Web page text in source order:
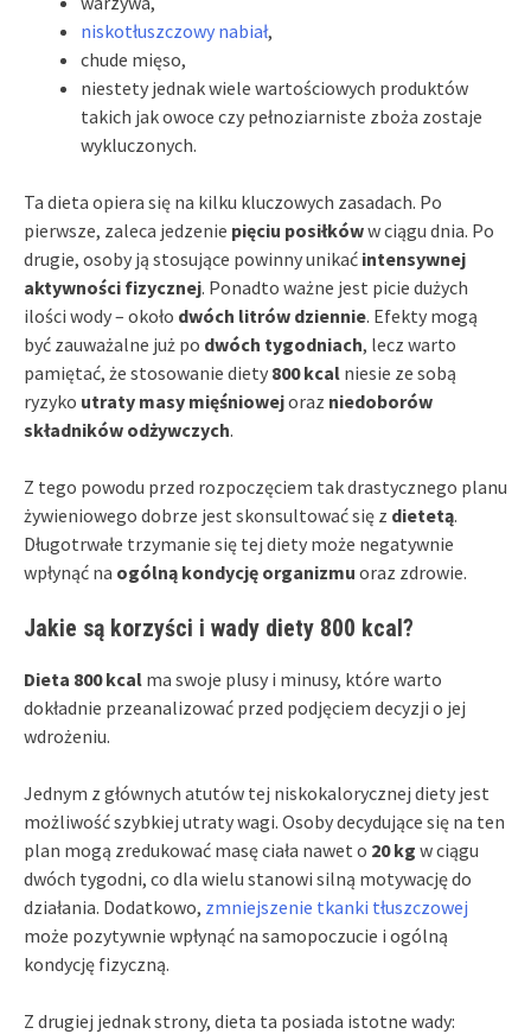
niskotłuszczowy nabiał,
chude mięso,
niestety jednak wiele wartościowych produktów
takich jak owoce czy pełnoziarniste zboża zostaje
wykluczonych.
Ta dieta opiera się na kilku kluczowych zasadach. Po
pierwsze, zaleca jedzenie pięciu posiłkóww ciągu dnia. Po
drugie, osoby ją stosujące powinny unikać intensywnej
aktywności fizycznej. Ponadto ważne jest picie dużych
ilości wody – około dwóch litrów dziennie. Efekty mogą
być zauważalne już po dwóch tygodniach, lecz warto
pamiętać, że stosowanie diety 800 kcal niesie ze sobą
ryzyko utraty masy mięśniowejoraz niedoborów
składników odżywczych.
Z tego powodu przed rozpoczęciem tak drastycznego planu
żywieniowego dobrze jest skonsultować się z dietetą.
Długotrwałe trzymanie się tej diety może negatywnie
wpłynąć na ogólną kondycję organizmu oraz zdrowie.
Jakie są korzyści i wady diety 800 kcal?
Dieta 800 kcal ma swoje plusy i minusy, które warto
dokładnie przeanalizować przed podjęciem decyzji o jej
wdrożeniu.
Jednym z głównych atutów tej niskokalorycznej diety jest
możliwość szybkiej utraty wagi. Osoby decydujące się na ten
plan mogą zredukować masę ciała nawet o 20 kg w ciągu
dwóch tygodni, co dla wielu stanowi silną motywację do
działania. Dodatkowo, zmniejszenie tkanki tłuszczowej
może pozytywnie wpłynąć na samopoczucie i ogólną
kondycję fizyczną.
Z drugiej jednak strony, dieta ta posiada istotne wady: